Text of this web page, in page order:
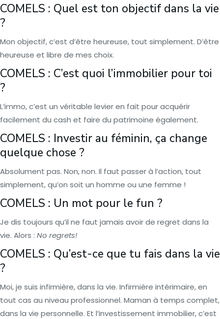
COMELS : Quel est ton objectif dans la vie
?
Mon objectif, c’est d’être heureuse, tout simplement. D’être
heureuse et libre de mes choix.
COMELS : C’est quoi l’immobilier pour toi
?
L’immo, c’est un véritable levier en fait pour acquérir
facilement du cash et faire du patrimoine également.
COMELS : Investir au féminin, ça change
quelque chose ?
Absolument pas. Non, non. Il faut passer à l’action, tout
simplement, qu’on soit un homme ou une femme !
COMELS : Un mot pour le fun ?
Je dis toujours qu’il ne faut jamais avoir de regret dans la
vie. Alors : No regrets!
COMELS : Qu’est-ce que tu fais dans la vie
?
Moi, je suis infirmière, dans la vie. Infirmière intérimaire, en
tout cas au niveau professionnel. Maman à temps complet,
dans la vie personnelle. Et l’investissement immobilier, c’est